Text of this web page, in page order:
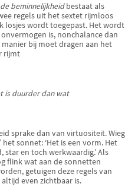
beminnelijkheidbestaat als
regels uit het sextet rijmloos
losjes wordt toegepast. Het wordt
is, nonchalance dan
bij moet dragen aan het
rijmt
is duurder dan wat
sprake dan van virtuositeit. Wieg
sonnet: ‘Het is een vorm. Het
en toch werkwaardig.’ Als
flink wat aan de sonnetten
getuigen deze regels van
even zichtbaar is.